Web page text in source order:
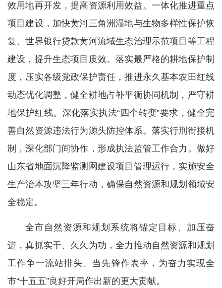
效用地再开发，提高资源利用效益。一体化推进重点
项目建设，加快黄河三角洲湿地与生物多样性保护恢
复、世界银行贷款黄河流域生态治理示范项目等工程
建设，提升生态项目质效。落实最严格的耕地保护制
度，压实各级党政保护责任，推进永久基本农田红线
动态优化调整，健全耕地占补平衡协同机制，严守耕
地保护红线。深化落实执法“四个转变”要求，健全完
善自然资源违法行为源头防控体系。落实行刑衔接机
制，深化部门间协作，形成执法监管工作合力。做好
山东省地面沉降监测网建设项目管理运行，实施安全
生产治本攻坚三年行动，确保自然资源和规划领域安
全稳定。
全市自然资源和规划系统将锚定目标、加压奋
进，真抓实干、久久为功，全力推动自然资源和规划
工作争一流站排头、当先锋作表率，为奋力实现全
市“十五五”良好开局作出新的更大贡献。